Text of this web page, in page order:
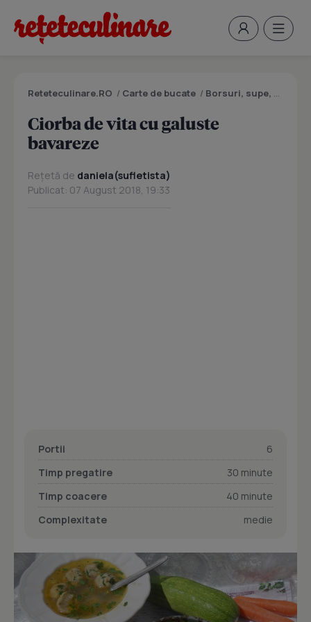
Reteteculinare.RO / Carte de bucate / Borsuri, supe, ciorbe
Ciorba de vita cu galuste
bavareze
Rețetă de daniela(sufletista)
Publicat: 07 August 2018, 19:33
Portii
6
Timp pregatire
30 minute
Timp coacere
40 minute
Complexitate
medie